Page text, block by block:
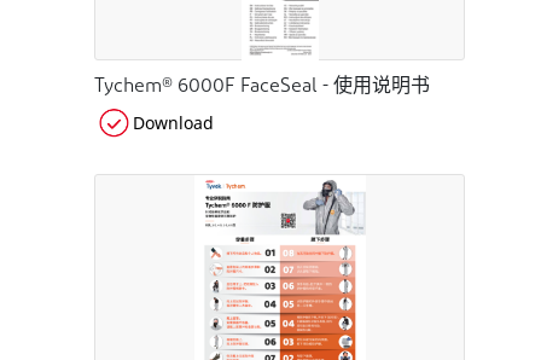
Tychem® 6000F FaceSeal - 使用说明书
Download